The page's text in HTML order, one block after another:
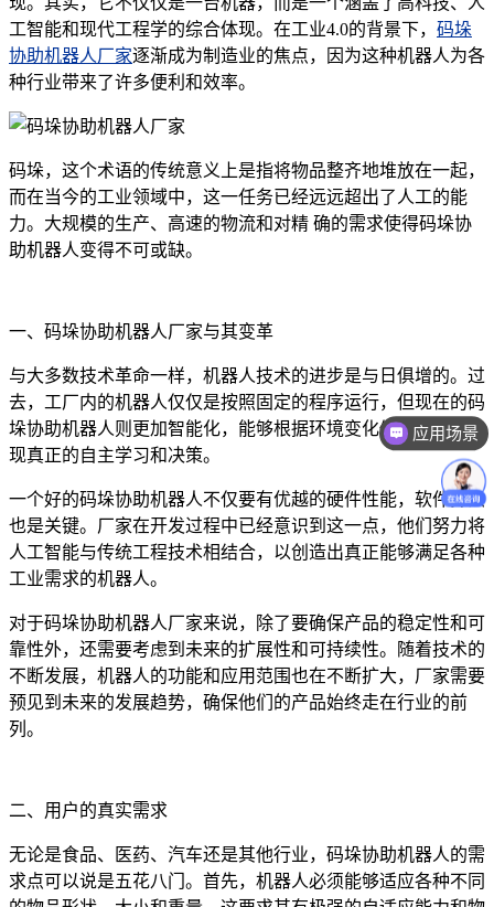
工智能和现代工程学的综合体现。在工业4.0的背景下， 码垛
协助机器人厂家逐渐成为制造业的焦点，因为这种机器人为各
种行业带来了许多便利和效率。
码垛，这个术语的传统意义上是指将物品整齐地堆放在一起，
而在当今的工业领域中，这一任务已经远远超出了人工的能
力。大规模的生产、高速的物流和对精 确的需求使得码垛协
助机器人变得不可或缺。
一、码垛协助机器人厂家与其变革
与大多数技术革命一样，机器人技术的进步是与日俱增的。过
去，工厂内的机器人仅仅是按照固定的程序运行，但现在的码
垛协助机器人则更加智能化，能够根据环境变化做出反应，实
现真正的自主学习和决策。
一个好的码垛协助机器人不仅要有优越的硬件性能，软件算法
也是关键。厂家在开发过程中已经意识到这一点，他们努力将
人工智能与传统工程技术相结合，以创造出真正能够满足各种
工业需求的机器人。
对于码垛协助机器人厂家来说，除了要确保产品的稳定性和可
靠性外，还需要考虑到未来的扩展性和可持续性。随着技术的
不断发展，机器人的功能和应用范围也在不断扩大，厂家需要
预见到未来的发展趋势，确保他们的产品始终走在行业的前
列。
二、用户的真实需求
无论是食品、医药、汽车还是其他行业，码垛协助机器人的需
求点可以说是五花八门。首先，机器人必须能够适应各种不同
应用场景
价格咨询